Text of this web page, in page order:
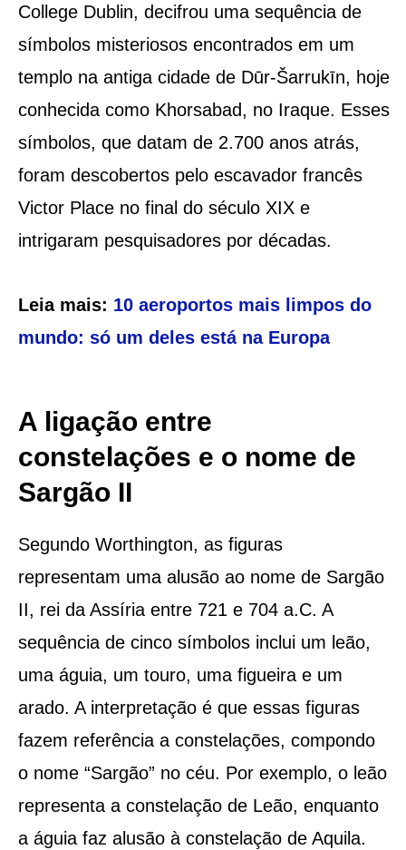
College Dublin, decifrou uma sequência de
símbolos misteriosos encontrados em um
templo na antiga cidade de Dūr-Šarrukīn, hoje
conhecida como Khorsabad, no Iraque. Esses
símbolos, que datam de 2.700 anos atrás,
foram descobertos pelo escavador francês
Victor Place no final do século XIX e
intrigaram pesquisadores por décadas.
Leia mais: 10 aeroportos mais limpos do
mundo: só um deles está na Europa
A ligação entre
constelações e o nome de
Sargão II
Segundo Worthington, as figuras
representam uma alusão ao nome de Sargão
II, rei da Assíria entre 721 e 704 a.C. A
sequência de cinco símbolos inclui um leão,
uma águia, um touro, uma figueira e um
arado. A interpretação é que essas figuras
fazem referência a constelações, compondo
o nome “Sargão” no céu. Por exemplo, o leão
representa a constelação de Leão, enquanto
a águia faz alusão à constelação de Aquila.